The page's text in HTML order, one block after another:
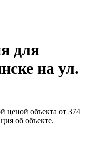
для
на ул.
ценой объекта от 374
об объекте.